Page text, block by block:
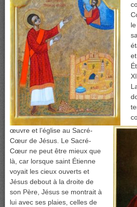
œuvre et l’église au Sacré-
Cœur de Jésus. Le Sacré-
Cœur ne peut être mieux que
là, car lorsque saint Étienne
voyait les cieux ouverts et
Jésus debout à la droite de
son Père, Jésus se montrait à
lui avec ses plaies, celles de